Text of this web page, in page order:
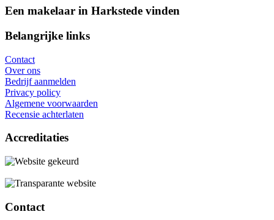
Een makelaar in Harkstede vinden
Belangrijke links
Contact
Over ons
Bedrijf aanmelden
Privacy policy
Algemene voorwaarden
Recensie achterlaten
Accreditaties
Contact